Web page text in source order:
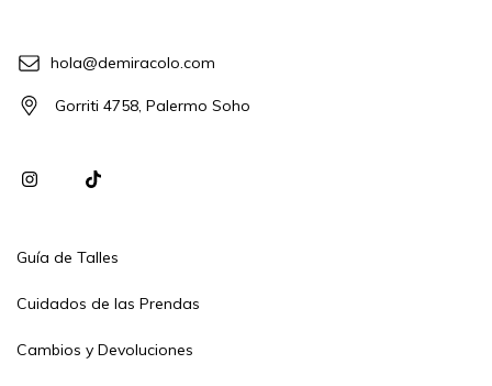
hola@demiracolo.com
Gorriti 4758, Palermo Soho
Guía de Talles
Cuidados de las Prendas
Cambios y Devoluciones